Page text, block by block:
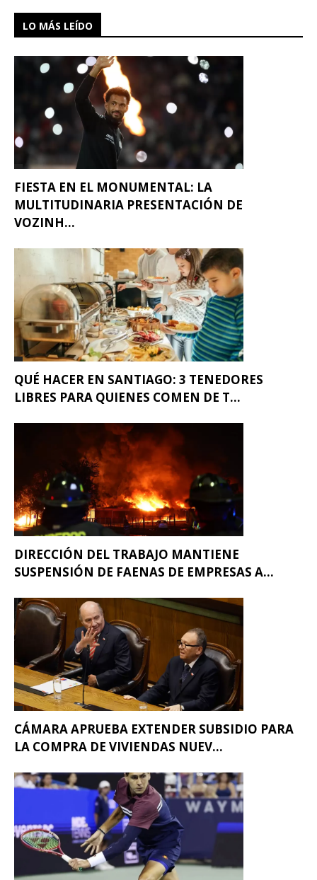
LO MÁS LEÍDO
FIESTA EN EL MONUMENTAL: LA
MULTITUDINARIA PRESENTACIÓN DE
VOZINH...
QUÉ HACER EN SANTIAGO: 3 TENEDORES
LIBRES PARA QUIENES COMEN DE T...
DIRECCIÓN DEL TRABAJO MANTIENE
SUSPENSIÓN DE FAENAS DE EMPRESAS A...
CÁMARA APRUEBA EXTENDER SUBSIDIO PARA
LA COMPRA DE VIVIENDAS NUEV...